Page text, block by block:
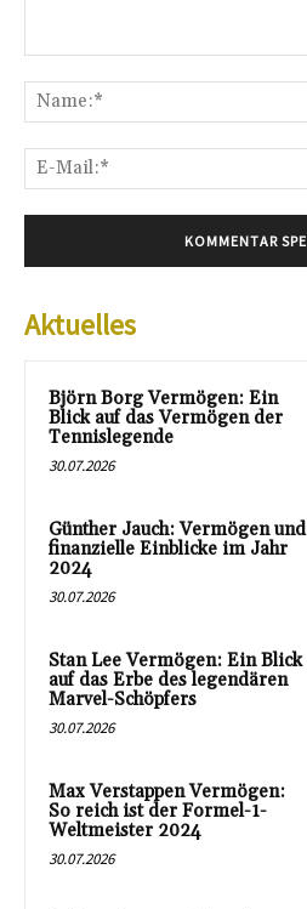
Aktuelles
Björn Borg Vermögen: Ein
Blick auf das Vermögen der
Tennislegende
30.07.2026
Günther Jauch: Vermögen und
finanzielle Einblicke im Jahr
2024
30.07.2026
Stan Lee Vermögen: Ein Blick
auf das Erbe des legendären
Marvel-Schöpfers
30.07.2026
Max Verstappen Vermögen:
So reich ist der Formel-1-
Weltmeister 2024
30.07.2026